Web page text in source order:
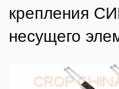
крепления
несущего